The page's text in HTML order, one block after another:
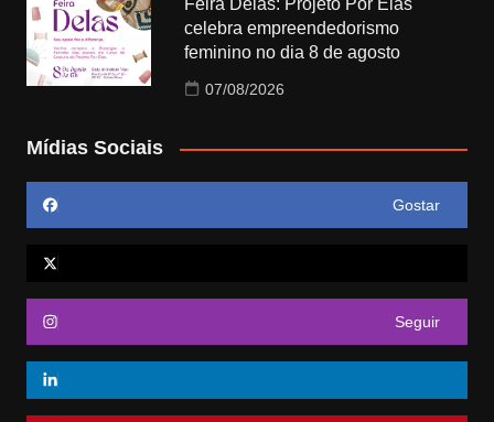
Feira Delas: Projeto Por Elas
celebra empreendedorismo
feminino no dia 8 de agosto
07/08/2026
Mídias Sociais
Gostar
Seguir